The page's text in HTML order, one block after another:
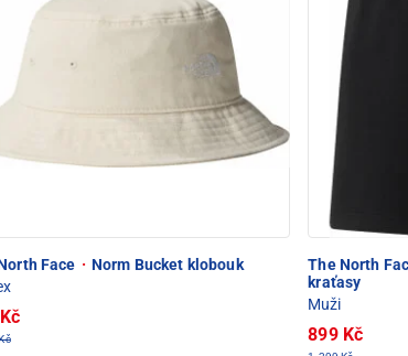
Face · Norm Bucket klobouk
The North
kraťasy
Muži
899 Kč